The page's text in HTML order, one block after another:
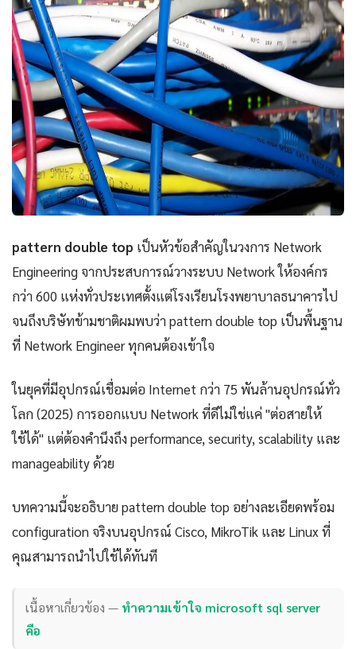
pattern double top เป็นหัวข้อสำคัญในวงการ Network
Engineering จากประสบการณ์วางระบบ Network ให้องค์กร
กว่า 600 แห่งทั่วประเทศตั้งแต่โรงเรียนโรงพยาบาลธนาคารไป
จนถึงบริษัทข้ามชาติผมพบว่า pattern double top เป็นพื้นฐาน
ที่ Network Engineer ทุกคนต้องเข้าใจ
ในยุคที่มีอุปกรณ์เชื่อมต่อ Internet กว่า 75 พันล้านอุปกรณ์ทั่ว
โลก (2025) การออกแบบ Network ที่ดีไม่ใช่แค่ "ต่อสายให้
ใช้ได้" แต่ต้องคำนึงถึง performance, security, scalability และ
manageability ด้วย
บทความนี้จะอธิบาย pattern double top อย่างละเอียดพร้อม
configuration จริงบนอุปกรณ์ Cisco, MikroTik และ Linux ที่
คุณสามารถนำไปใช้ได้ทันที
เนื้อหาเกี่ยวข้อง — ทำความเข้าใจ microsoft sql server
คือ